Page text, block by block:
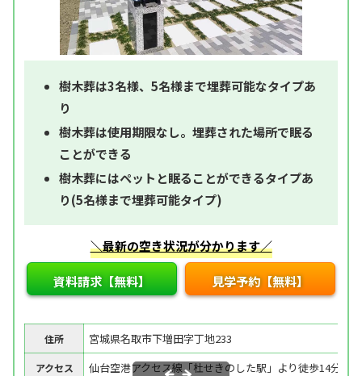
樹木葬は3名様、5名様まで埋葬可能なタイプあ
り
樹木葬は使用期限なし。埋葬された場所で眠る
ことができる
樹木葬にはペットと眠ることができるタイプあ
り(5名様まで埋葬可能タイプ)
＼最新の空き状況が分かります／
資料請求【無料】 見学予約【無料】
住所 宮城県名取市下増田字丁地233
アクセス 仙台空港アクセス線「杜せきのした駅」より徒歩14分